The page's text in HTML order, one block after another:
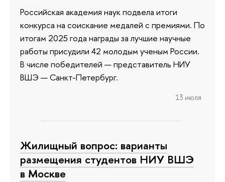
Российская академия наук подвела итоги
конкурса на соискание медалей с премиями. По
итогам 2025 года награды за лучшие научные
работы присудили 42 молодым ученым России.
В числе победителей — представитель НИУ
ВШЭ — Санкт-Петербург.
13 июля
Жилищный вопрос: варианты
размещения студентов НИУ ВШЭ
в Москве